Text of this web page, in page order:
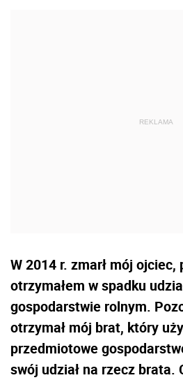
W 2014 r. zmarł mój ojciec,
otrzymałem w spadku
gospodarstwie rolnym.
otrzymał mój brat, który
przedmiotowe
swój udział na rzecz brata.